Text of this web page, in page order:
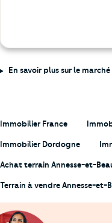
En savoir plus sur le
Immobilier France
Immobilier Dordogne
Achat terrain Annesse-et-
Terrain à vendre Annesse-et-